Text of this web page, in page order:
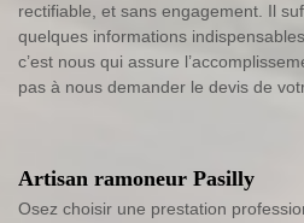
rectifiable, et sans engagement. Il
quelques informations
c’est nous qui assure
pas à nous demander le devis de
Artisan ramoneur Pasilly
Osez choisir une prestation